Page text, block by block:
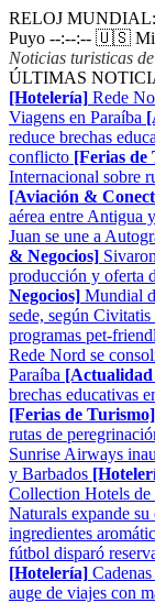
RELOJ MUNDIAL:
Puyo --:--:-- 🇺🇸
Noticias turisticas
ÚLTIMAS
[Hotelería] Rede
Viagens en Paraíba
reduce brechas
conflicto [Ferias de
Internacional sobre
[Aviación &
aérea entre Antigua
Juan se une a
& Negocios]
producción y oferta
Negocios] Mundial
sede, según Civitatis
programas pet-
Rede Nord se
Paraíba
brechas educativas
[Ferias de Turismo]
rutas de
Sunrise Airways
y Barbados
Collection Hotels
Naturals expande
ingredientes
fútbol disparó
[Hotelería]
auge de viajes con